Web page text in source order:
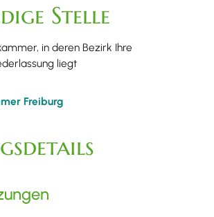
Stelle
in deren Bezirk Ihre
liegt
Freiburg